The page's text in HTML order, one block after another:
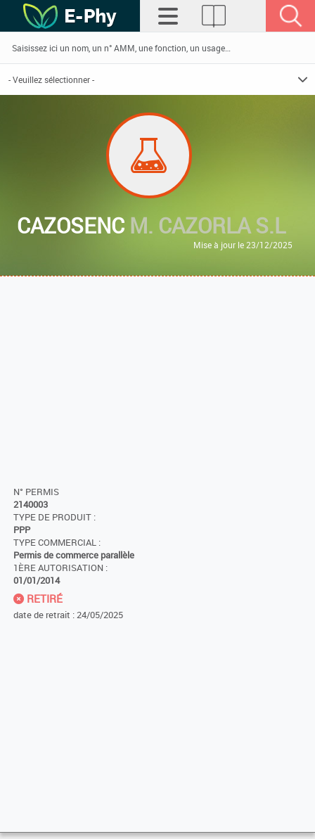
CAZOSENC M. CAZORLA S.L
Mise à jour le 23/12/2025
N° PERMIS
2140003
TYPE DE PRODUIT :
PPP
TYPE COMMERCIAL :
Permis de commerce parallèle
1ÈRE AUTORISATION :
01/01/2014
RETIRÉ
date de retrait : 24/05/2025